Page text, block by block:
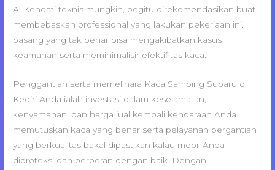
A: Kendati teknis mungkin, begitu direkomendasikan buat
membebaskan professional yang lakukan pekerjaan ini.
pasang yang tak benar bisa mengakibatkan kasus
keamanan serta meminimalisir efektifitas kaca.
Penggantian serta memelihara Kaca Samping Subaru di
Kediri Anda ialah investasi dalam keselamatan,
kenyamanan, dan harga jual kembali kendaraan Anda.
memutuskan kaca yang benar serta pelayanan pergantian
yang berkualitas bakal dipastikan kalau mobil Anda
diproteksi dan berperan dengan baik. Dengan